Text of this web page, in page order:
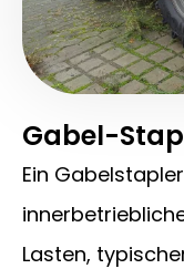
Gabel-
Ein
Lasten,